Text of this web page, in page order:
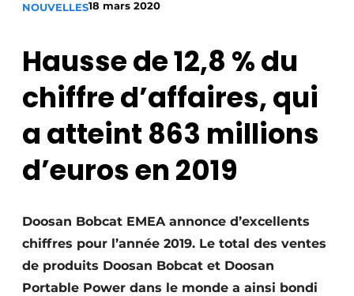
Construction bois
Contrôle d’accès
Fondations
Façades
NOUVELLES18 mars 2020
Hausse de 12,8 % du
chiffre d’affaires, qui
a atteint 863 millions
d’euros en 2019
Doosan Bobcat EMEA annonce d’excellents
chiffres pour l’année 2019. Le total des ventes
de produits Doosan Bobcat et Doosan
Portable Power dans le monde a ainsi bondi